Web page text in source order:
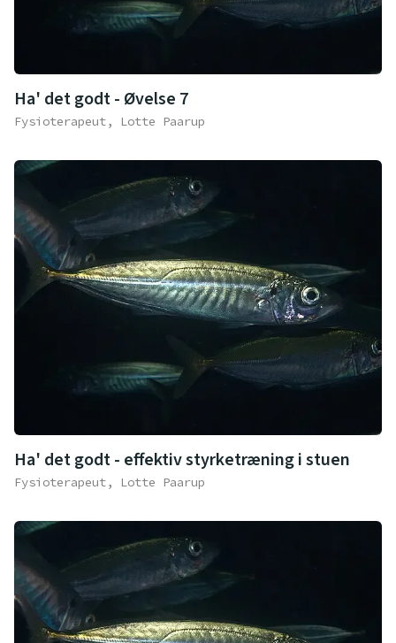
Ha' det godt - Øvelse 7
Fysioterapeut, Lotte Paarup
Ha' det godt - effektiv styrketræning i stuen
Fysioterapeut, Lotte Paarup